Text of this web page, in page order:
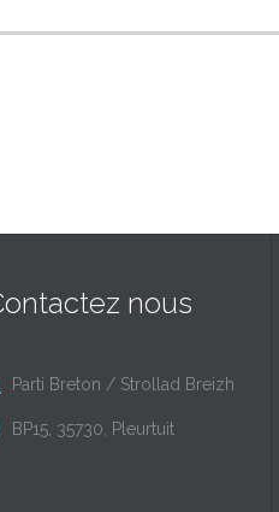
nous
Parti Breton / Strollad Breizh
BP15, 35730, Pleurtuit